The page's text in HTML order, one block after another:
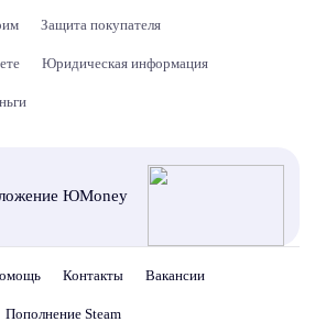
Защита покупателя
Юридическая информация
ЮMoney
Контакты Вакансии
Пополнение Steam